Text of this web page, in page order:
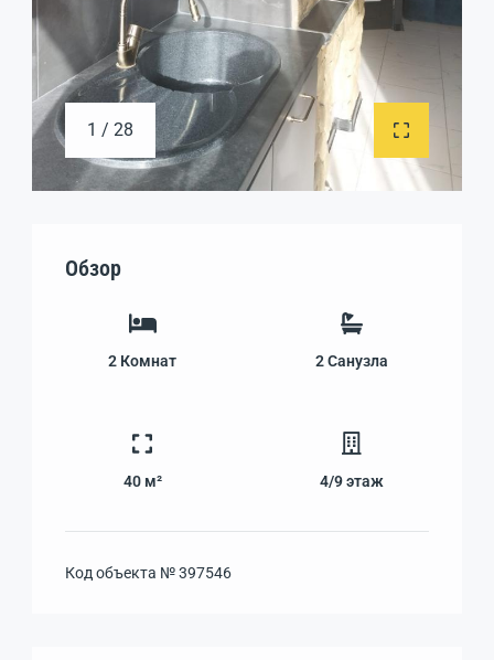
1 / 28
Обзор
2 Комнат 2Санузла
40 м² 4/9этаж
Код объекта №397546